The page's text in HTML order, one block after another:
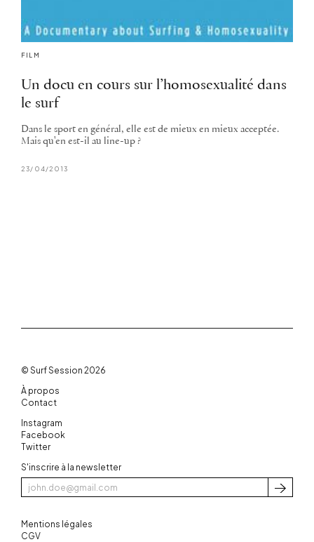
FILM
Un docu en cours sur l’homosexualité dans
le surf
Dans le sport en général, elle est de mieux en mieux acceptée.
Mais qu'en est-il au line-up ?
23/04/2013
© Surf Session 2026
À propos
Contact
Instagram
Facebook
Twitter
S'inscrire à la newsletter
Mentions légales
CGV